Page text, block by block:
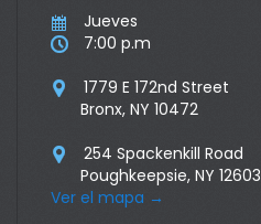
 Jueves
 7:00 p.m

1779 E 172nd Street
Bronx, NY 10472

254 Spackenkill Road
Poughkeepsie, NY 12603
Ver el mapa →